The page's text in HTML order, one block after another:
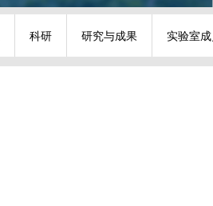
科研 研究与成果 实验室